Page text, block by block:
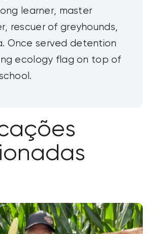
learner, master
rescuer of greyhounds,
Once served detention
ecology flag on top of